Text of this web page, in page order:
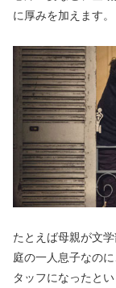
に厚みを加えます。
たとえば母親が文
庭の一人息子なの
タッフになったとい